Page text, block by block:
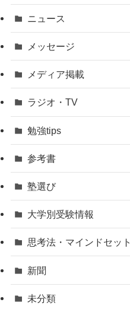
ニュース
メッセージ
メディア掲載
ラジオ・TV
勉強tips
参考書
塾選び
大学別受験情報
思考法・マインドセット
新聞
未分類